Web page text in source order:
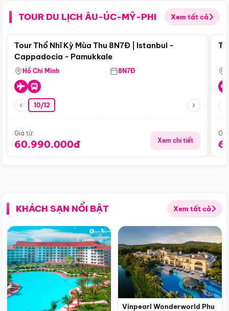
TOUR DU LỊCH ÂU-ÚC-MỸ-PHI Xem tất cả
Điểm nổi bật
Tour Thổ Nhĩ Kỳ Mùa Thu 8N7Đ | Istanbul -
Cappadocia - Pamukkale
Hồ Chí Minh 8N7Đ
10/12
Giá từ:
60.990.000đ Xem chi tiết
KHÁCH SẠN NỔI BẬT Xem tất cả
Vinpearl Wonderworld Phu